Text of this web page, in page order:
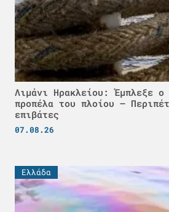
Λιμάνι Ηρακλείου: Έμπλεξε ο
προπέλα του πλοίου –
επιβάτες
07.08.26
Ελλάδα